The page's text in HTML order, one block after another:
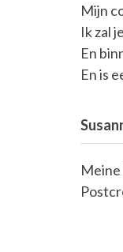
Mijn
Ik zal
En
En is